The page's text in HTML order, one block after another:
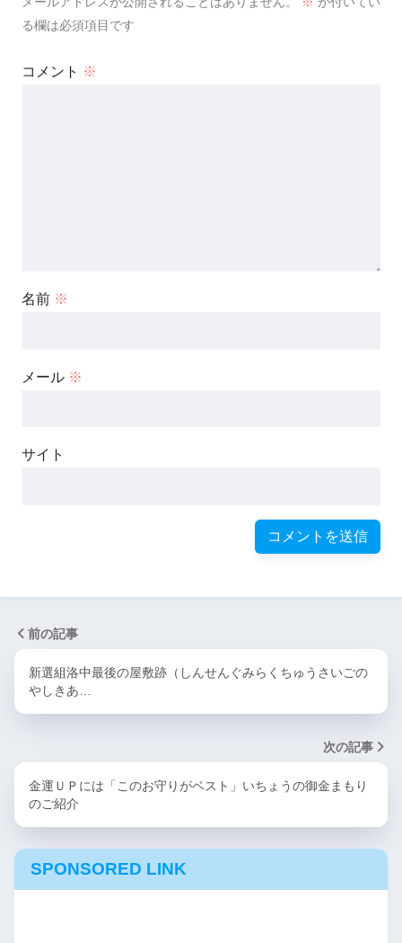
る欄は必須項目です
コメント ※
名前 ※
メール ※
サイト
前の記事
新選組洛中最後の屋敷跡（しんせんぐみらくちゅうさいごの
やしきあ…
次の記事
金運ＵＰには「このお守りがベスト」いちょうの御金まもり
のご紹介
SPONSORED LINK